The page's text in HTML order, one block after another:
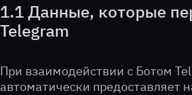
1.1 Данные, которые
Telegram
При взаимодействии с Ботом
автоматически предоставляет